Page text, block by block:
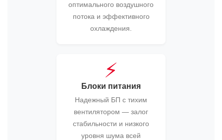
оптимального воздушного
потока и эффективного
охлаждения.
⚡
Блоки питания
Надежный БП с тихим
вентилятором — залог
стабильности и низкого
уровня шума всей